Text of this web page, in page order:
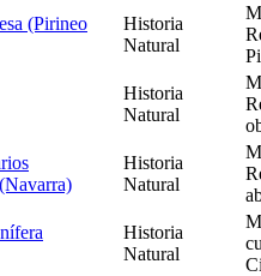
(Pirineo
Historia
Natural
Historia
Natural
Historia
Natural
Historia
Natural